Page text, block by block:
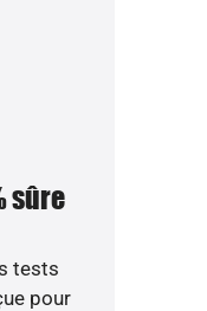
sûre
tests
pour